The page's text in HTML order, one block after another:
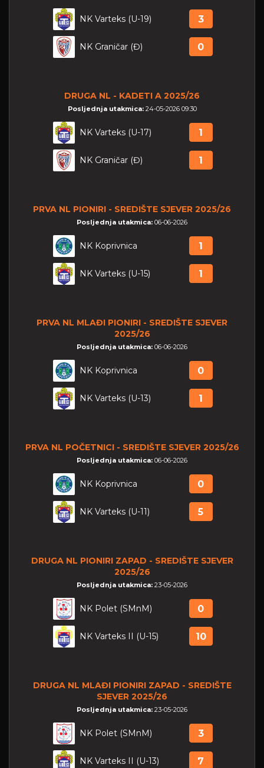
NK Varteks (U-19) 3
NK Graničar (Đ) 0
DRUGA NL - KADETI A 2025/26
Posljednja utakmica: 24-05-2026 09:30
NK Varteks (U-17) 1
NK Graničar (Đ) 1
PRVA NL PIONIRI - SREDIŠTE SJEVER 2025/26
Posljednja utakmica: 06-06-2026
NK Koprivnica 1
NK Varteks (U-15) 1
PRVA NL MLAĐI PIONIRI - SREDIŠTE SJEVER
2025/26
Posljednja utakmica: 06-06-2026
NK Koprivnica 0
NK Varteks (U-13) 1
PRVA NL POČETNICI - SREDIŠTE SJEVER 2025/26
Posljednja utakmica: 06-06-2026
NK Koprivnica 0
NK Varteks (U-11) 5
DRUGA NL PIONIRI ZAPAD - SREDIŠTE SJEVER
2025/26
Posljednja utakmica: 23-05-2026
NK Polet (SMnM) 0
NK Varteks II (U-15) 10
DRUGA NL MLAĐI PIONIRI ZAPAD - SREDIŠTE
SJEVER 2025/26
Posljednja utakmica: 23-05-2026
NK Polet (SMnM) 3
NK Varteks II (U-13) 7